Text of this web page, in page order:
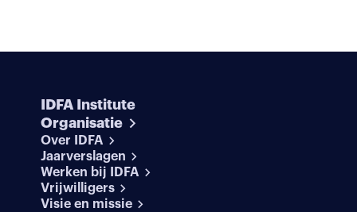
IDFA Institute
Organisatie
Over IDFA
Jaarverslagen
Werken bij IDFA
Vrijwilligers
Visie en missie